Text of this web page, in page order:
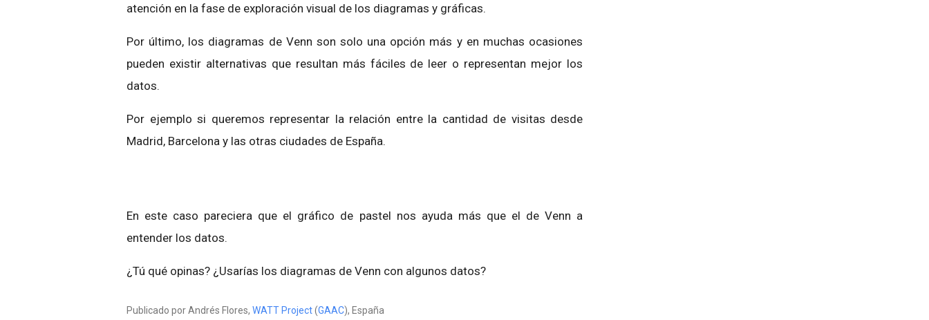
atención en la fase de exploración visual de los diagramas y gráficas.
Por último, los diagramas de Venn son solo una opción más y en muchas ocasiones
pueden existir alternativas que resultan más fáciles de leer o representan mejor los
datos.
Por ejemplo si queremos representar la relación entre la cantidad de visitas desde
Madrid, Barcelona y las otras ciudades de España.
En este caso pareciera que el gráfico de pastel nos ayuda más que el de Venn a
entender los datos.
¿Tú qué opinas? ¿Usarías los diagramas de Venn con algunos datos?
Publicado por Andrés Flores, WATT Project(GAAC), España